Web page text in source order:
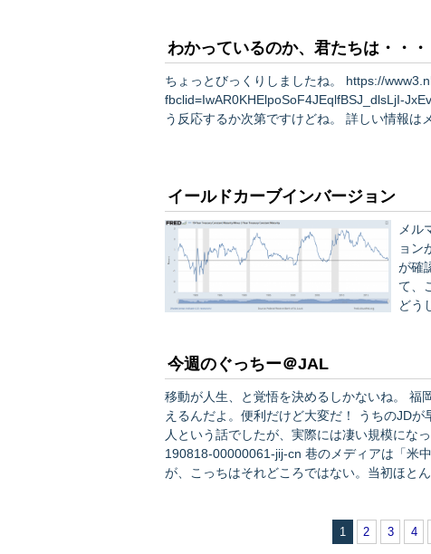
た生活を享受してきた株式アナリストたちが、いま
わかっているのか、君たちは・・・
ちょっとびっくりしましたね。 https://www3.nhk.or.jp/news/html/20190822/k10012044721000.html?
fbclid=IwAR0KHElpoSoF4JEqlfBSJ_dlsLjI-
う反応するか次第ですけどね。 詳しい情報
イールドカーブインバージョン
メル
ョン
が確
て、
どう
か
でし
違
とに
今週のぐっちー＠JAL
移動が人生、と覚悟を決めるしかないね。 福
えるんだよ。便利だけど大変だ！ うちのJDが早速取り上げてくれていますが、香港のデモは最初数千
人という話でしたが、実際には凄い規模になってきています。 https://
190818-00000061-jij-cn 巷のメディアは「米中貿易戦争」とかありもしない妄想を取り上げています
が、こっちはそれどころではない。当初ほと
トしまくっている。今の所、君ならなんと
1 2 3 4